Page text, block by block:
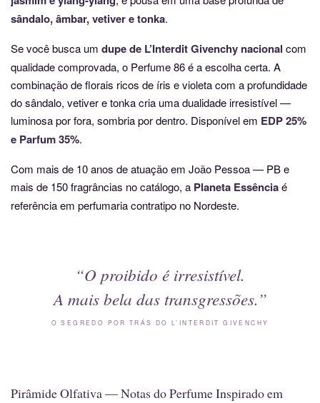
sândalo, âmbar, vetiver e tonka.
Se você busca um dupe de L’Interdit Givenchy nacional com
qualidade comprovada, o Perfume 86 é a escolha certa. A
combinação de florais ricos de íris e violeta com a profundidade
do sândalo, vetiver e tonka cria uma dualidade irresistível —
luminosa por fora, sombria por dentro. Disponível em EDP 25%
e Parfum 35%.
Com mais de 10 anos de atuação em João Pessoa — PB e
mais de 150 fragrâncias no catálogo, a Planeta Essênciaé
referência em perfumaria contratipo no Nordeste.
“O proibido é irresistível.
A mais bela das transgressões.”
O SEGREDO POR TRÁS DO L’INTERDIT GIVENCHY
Pirâmide Olfativa — Notas do Perfume Inspirado em